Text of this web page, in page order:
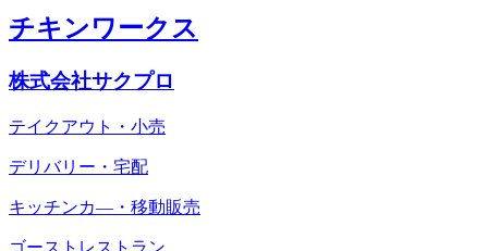
チキンワークス
株式会社サクプロ
テイクアウト・小売
デリバリー・宅配
キッチンカ―・移動販売
ゴーストレストラン